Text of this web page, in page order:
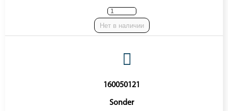
Нет в наличии
160050121
Sonder